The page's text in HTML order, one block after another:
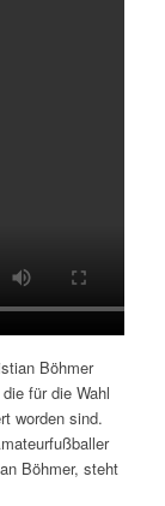
Böhmer
für die Wahl
worden sind.
Böhmer, steht